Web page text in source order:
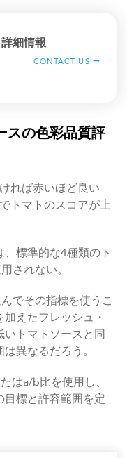
詳細情報
CONTACT US
スの色彩品質評
れば赤いほど良い
トマトのスコアが上
標準的な4種類のト
されない。
でその指標を使うこ
えたフレッシュ・
トマトソースと同
異なるだろう。
はa/b比を使用し、
標と許容範囲を定